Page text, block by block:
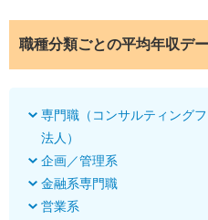
職種分類ごとの平均年収デ
専門職（コンサルティング
法人）
企画／管理系
金融系専門職
営業系